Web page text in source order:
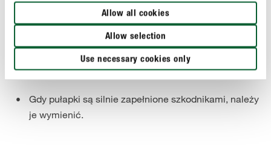
Allow all cookies
Allow selection
Use necessary cookies only
przyklejały się do powierzchni klejącej.
Podczas stosowania na zewnątrz należy zadbać o
dyskretne umieszczenie pułapki pomiędzy roślinami,
aby pożyteczne owady lub inne zwierzęta nie dostały
się do niej przypadkowo.
Gdy pułapki są silnie zapełnione szkodnikami, należy
je wymienić.